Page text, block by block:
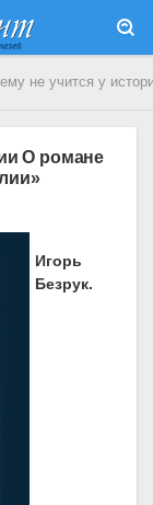
не учится у
О романе
Игорь
Безрук.